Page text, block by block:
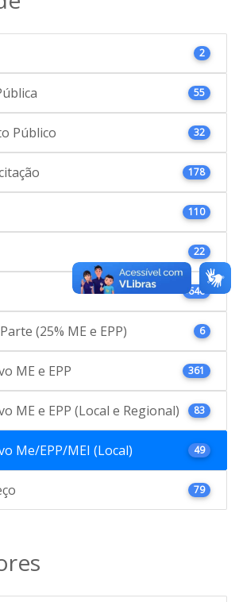
2
55
Público 32
178
110
22
646
(25% ME e EPP) 6
ME e EPP 361
ME e EPP (Local e Regional) 83
Me/EPP/MEI (Local) 49
79